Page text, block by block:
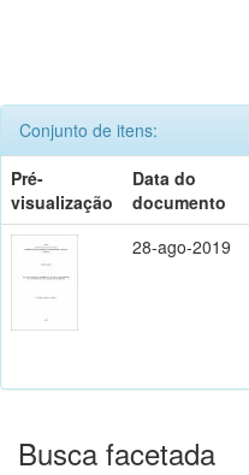
Conjunto de itens:
Pré-
visualização
Data do
documento
28-ago-2019
Busca facetada